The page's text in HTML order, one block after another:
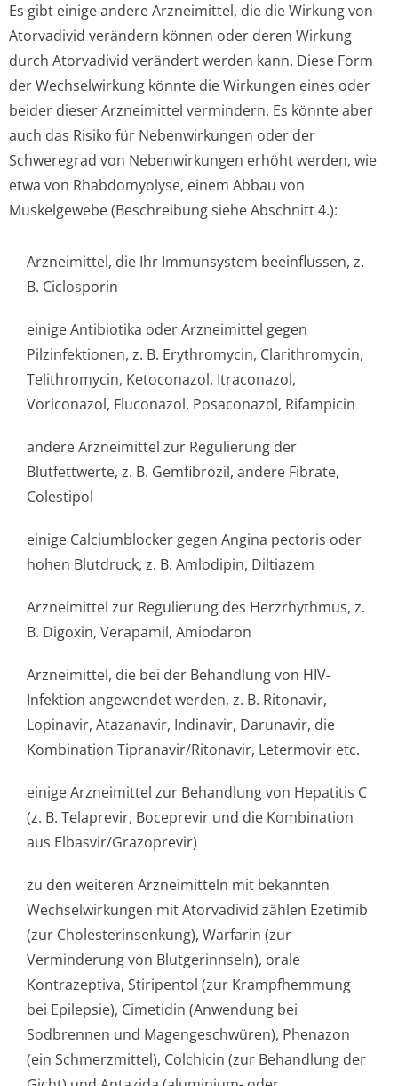
Es gibt einige andere Arzneimittel, die die Wirkung von
Atorvadivid verändern können oder deren Wirkung
durch Atorvadivid verändert werden kann. Diese Form
der Wechselwirkung könnte die Wirkungen eines oder
beider dieser Arzneimittel vermindern. Es könnte aber
auch das Risiko für Nebenwirkungen oder der
Schweregrad von Nebenwirkungen erhöht werden, wie
etwa von Rhabdomyolyse, einem Abbau von
Muskelgewebe (Beschreibung siehe Abschnitt 4.):
Arzneimittel, die Ihr Immunsystem beeinflussen, z.
B. Ciclosporin
einige Antibiotika oder Arzneimittel gegen
Pilzinfektionen, z. B. Erythromycin, Clarithromycin,
Telithromycin, Ketoconazol, Itraconazol,
Voriconazol, Fluconazol, Posaconazol, Rifampicin
andere Arzneimittel zur Regulierung der
Blutfettwerte, z. B. Gemfibrozil, andere Fibrate,
Colestipol
einige Calciumblocker gegen Angina pectoris oder
hohen Blutdruck, z. B. Amlodipin, Diltiazem
Arzneimittel zur Regulierung des Herzrhythmus, z.
B. Digoxin, Verapamil, Amiodaron
Arzneimittel, die bei der Behandlung von HIV-
Infektion angewendet werden, z. B. Ritonavir,
Lopinavir, Atazanavir, Indinavir, Darunavir, die
Kombination Tipranavir/Ri­tonavir, Letermovir etc.
einige Arzneimittel zur Behandlung von Hepatitis C
(z. B. Telaprevir, Boceprevir und die Kombination
aus Elbasvir/Grazo­previr)
zu den weiteren Arzneimitteln mit bekannten
Wechselwirkungen mit Atorvadivid zählen Ezetimib
(zur Cholesterinsen­kung), Warfarin (zur
Verminderung von Blutgerinnseln), orale
Kontrazeptiva, Stiripentol (zur Krampfhemmung
bei Epilepsie), Cimetidin (Anwendung bei
Sodbrennen und Magengeschwüren), Phenazon
(ein Schmerzmittel), Colchicin (zur Behandlung der